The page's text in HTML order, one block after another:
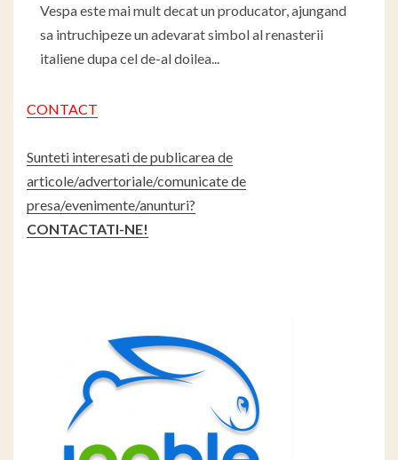
Vespa este mai mult decat un producator, ajungand
sa intruchipeze un adevarat simbol al renasterii
italiene dupa cel de-al doilea...
CONTACT
Sunteti interesati de publicarea de
articole/advertoriale/comunicate de
presa/evenimente/anunturi?
CONTACTATI-NE!